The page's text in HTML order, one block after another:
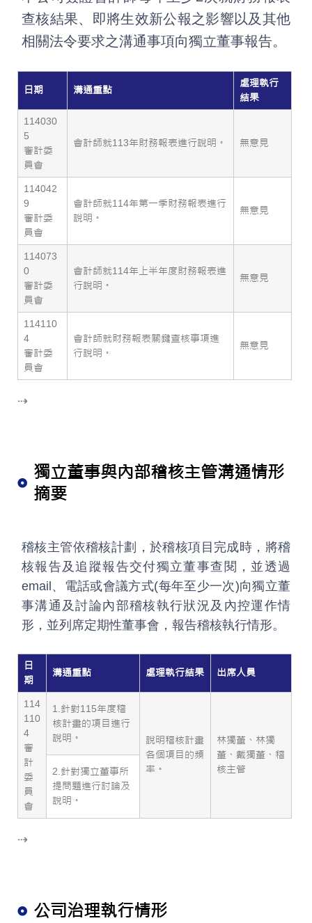
查核結果、即將生效新公報之影響以及其他
相關法令要求之溝通事項向獨立董事報告。
日期 溝通重點
處理執行
結果
114030
5
審計委
員會
會計師就113年財務報表進行說明。 無意見
114042
9
審計委
員會
會計師就114年第一季財務報表進行
說明。
無意見
114073
0
審計委
員會
會計師就114年上半年度財務報表進
行說明。
無意見
114110
4
審計委
員會
會計師就財務報表關鍵查核事項進
行說明。
無意見
⇢
獨立董事與內部稽核主管溝通情形
摘要
稽核主管依稽核計劃，於稽核項目完成時，將稽
核報告及追蹤報告交付獨立董事查閱，並透過
email、電話或會議方式(每年至少一次)向獨立董
事溝通及討論內部稽核執行狀況及內控運作情
形，並列席定期性董事會，報告稽核執行情形。
日
期
溝通重點 處理執行結果 出席人員
114
110
4
審
計
委
員
會
1.針對115年度稽
核計畫的項目進行
說明。
說明稽核計畫
各個項目的頻
率。
林獨董、林獨
董、戴獨董、稽
核主管
2.針對獨立董事所
提問題進行討論及
說明。
⇢
公司治理執行情形